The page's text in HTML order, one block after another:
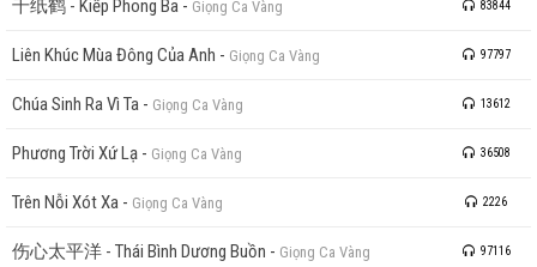
千纸鹤 - Kiếp Phong Ba - Giọng Ca Vàng 83844
Liên Khúc Mùa Đông Của Anh - Giọng Ca Vàng 97797
Chúa Sinh Ra Vì Ta - Giọng Ca Vàng 13612
Phương Trời Xứ Lạ - Giọng Ca Vàng 36508
Trên Nỗi Xót Xa - Giọng Ca Vàng 2226
伤心太平洋 - Thái Bình Dương Buồn - Giọng Ca Vàng 97116